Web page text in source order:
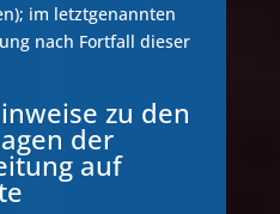
im letztgenannten
nach Fortfall dieser
zu den
der
auf